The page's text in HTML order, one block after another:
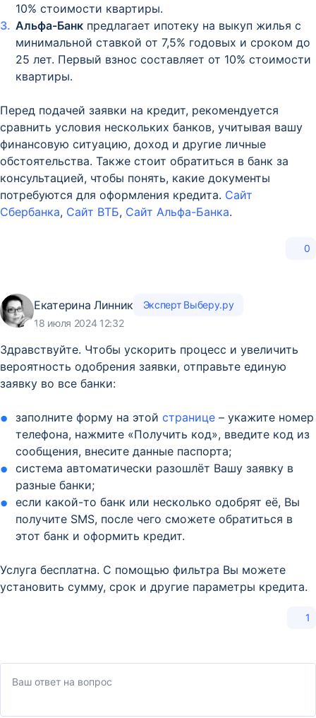
10% стоимости квартиры.
Альфа-Банк предлагает ипотеку на выкуп жилья с
минимальной ставкой от 7,5% годовых и сроком до
25 лет. Первый взнос составляет от 10% стоимости
квартиры.
Перед подачей заявки на кредит, рекомендуется
сравнить условия нескольких банков, учитывая вашу
финансовую ситуацию, доход и другие личные
обстоятельства. Также стоит обратиться в банк за
консультацией, чтобы понять, какие документы
потребуются для оформления кредита. Сайт
Сбербанка, Сайт ВТБ, Сайт Альфа-Банка.
0
Екатерина Линник
Эксперт Выберу.ру
18 июля 2024 12:32
Здравствуйте. Чтобы ускорить процесс и увеличить
вероятность одобрения заявки, отправьте единую
заявку во все банки:
заполните форму на этойстранице – укажите номер
телефона, нажмите «Получить код», введите код из
сообщения, внесите данные паспорта;
система автоматически разошлёт Вашу заявку в
разные банки;
если какой-то банк или несколько одобрят её, Вы
получите SMS, после чего сможете обратиться в
этот банк и оформить кредит.
Услуга бесплатна. С помощью фильтра Вы можете
установить сумму, срок и другие параметры кредита.
1